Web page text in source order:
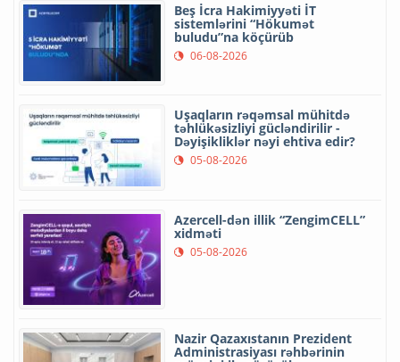
Beş İcra Hakimiyyəti İT
sistemlərini “Hökumət
buludu”na köçürüb
06-08-2026
Uşaqların rəqəmsal mühitdə
təhlükəsizliyi gücləndirilir -
Dəyişikliklər nəyi ehtiva edir?
05-08-2026
Azercell-dən illik “ZengimCELL”
xidməti
05-08-2026
Nazir Qazaxıstanın Prezident
Administrasiyası rəhbərinin